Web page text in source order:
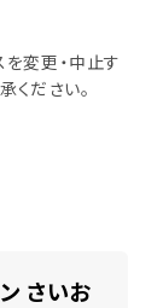
変更・中止す
ださい。
さいお